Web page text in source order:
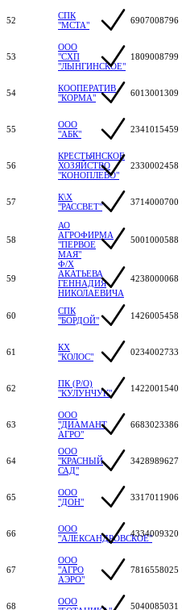
52
СПК
"МСТА"
6907008796
53
ООО
"СХП
"ЛЫНГИНСКОЕ"
1809008799
54
КООПЕРАТИВ
"КОРМА"
6013001309
55
ООО
"АБК"
2341015459
56
КРЕСТЬЯНСКОЕ
ХОЗЯЙСТВО
"КОНОПЛЕВО"
2330002458
57
К\Х
"РАССВЕТ"
3714000700
58
АО
АГРОФИРМА
"ПЕРВОЕ
МАЯ"
5001000588
59
Ф/Х
АКАТЬЕВА
ГЕННАДИЯ
НИКОЛАЕВИЧА
4238000068
60
СПК
"БОРДОЙ"
1426005458
61
КХ
"КОЛОС"
0234002733
62
ПК (Р/О)
"КУЛУНЧУК"
1422001540
63
ООО
"ДИАМАНТ
АГРО"
6683023386
64
ООО
"КРАСНЫЙ
САД"
3428989627
65
ООО
"ДОН"
3317011906
66
ООО
"АЛЕКСАНДРОВСКОЕ"4334009320
67
ООО
"АГРО
АЭРО"
7816558025
68
ООО
5040085031